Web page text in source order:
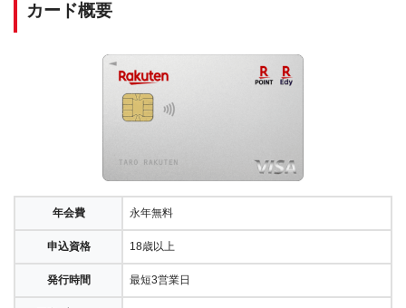
カード概要
年会費 永年無料
申込資格 18歳以上
発行時間 最短3営業日